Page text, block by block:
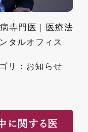
専門医｜医療法
タルオフィス
リ： お知らせ
に関する医